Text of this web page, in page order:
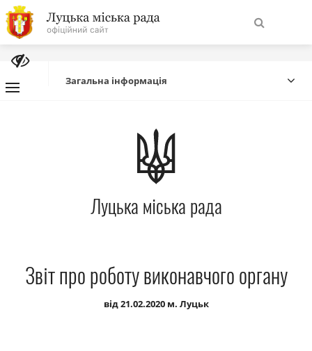
На
головну
Про місто
Міська влада
Міська рада
Публічна інформація
Загальна інформація
Луцька міська рада
Звіт про роботу виконавчого органу
від 21.02.2020 м. Луцьк